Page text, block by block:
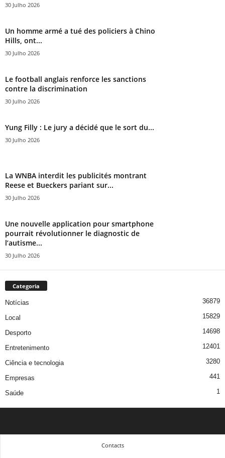
30 Julho 2026
Un homme armé a tué des policiers à Chino
Hills, ont...
30 Julho 2026
Le football anglais renforce les sanctions
contre la discrimination
30 Julho 2026
Yung Filly : Le jury a décidé que le sort du...
30 Julho 2026
La WNBA interdit les publicités montrant
Reese et Bueckers pariant sur...
30 Julho 2026
Une nouvelle application pour smartphone
pourrait révolutionner le diagnostic de
l’autisme...
30 Julho 2026
Categoria
Notícias 36879
Local 15829
Desporto 14698
Entretenimento 12401
Ciência e tecnologia 3280
Empresas 441
Saúde 1
Contacts